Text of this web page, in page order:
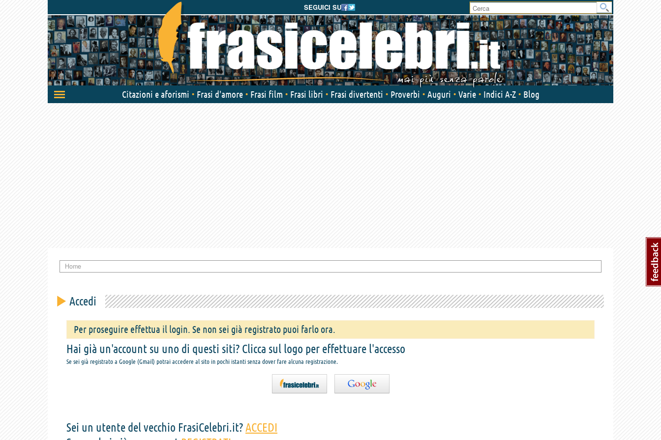
SEGUICI SU
Attiva/disattiva
navigazione
Citazioni e aforismi Frasi d'amore Frasi film Frasi libri Frasi divertenti Proverbi Auguri Varie Indici A-Z Blog
Home
Accedi
Per proseguire effettua il login. Se non sei già registrato puoi farlo ora.
Hai già un'account su uno di questi siti? Clicca sul logo per effettuare l'accesso
Se sei già registrato a Google (Gmail) potrai accedere al sito in pochi istanti senza dover fare alcuna registrazione.
Sei un utente del vecchio FrasiCelebri.it?ACCEDI